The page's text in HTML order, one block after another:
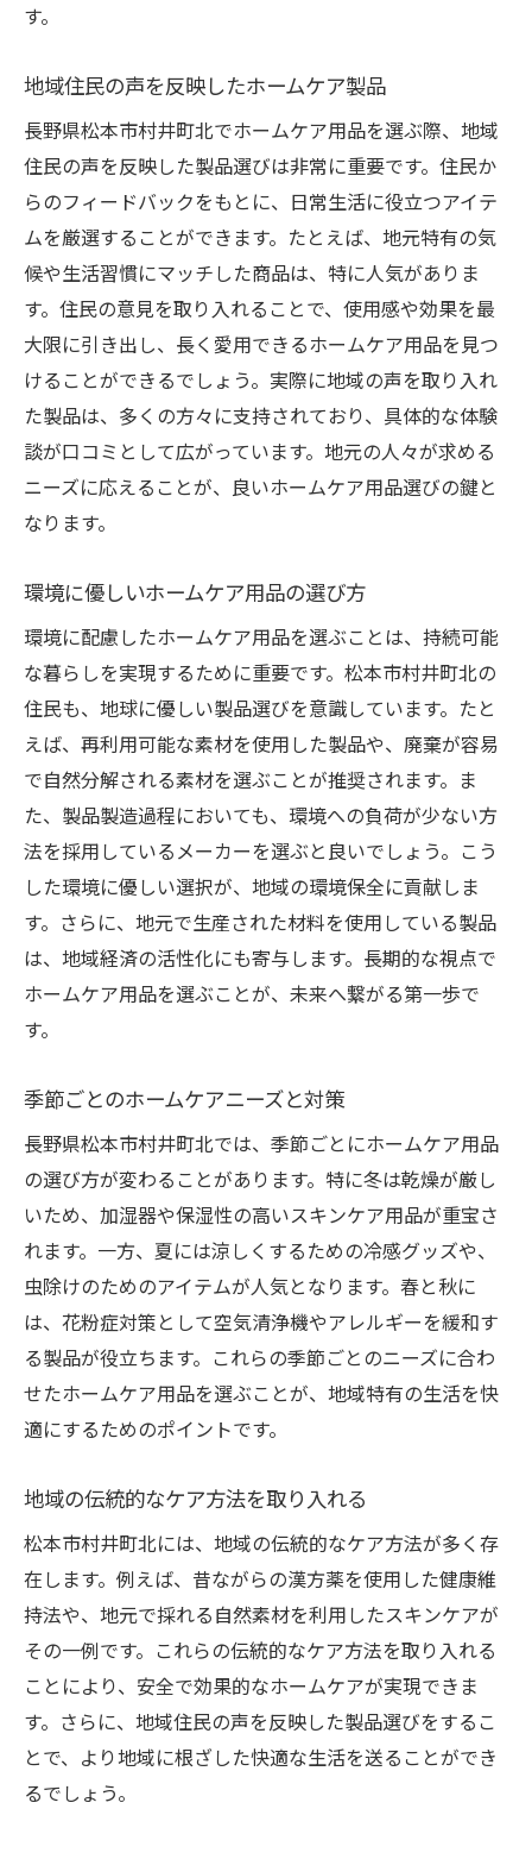
す。
地域住民の声を反映したホームケア製品
長野県松本市村井町北でホームケア用品を選ぶ際、地域
住民の声を反映した製品選びは非常に重要です。住民か
らのフィードバックをもとに、日常生活に役立つアイテ
ムを厳選することができます。たとえば、地元特有の気
候や生活習慣にマッチした商品は、特に人気がありま
す。住民の意見を取り入れることで、使用感や効果を最
大限に引き出し、長く愛用できるホームケア用品を見つ
けることができるでしょう。実際に地域の声を取り入れ
た製品は、多くの方々に支持されており、具体的な体験
談が口コミとして広がっています。地元の人々が求める
ニーズに応えることが、良いホームケア用品選びの鍵と
なります。
環境に優しいホームケア用品の選び方
環境に配慮したホームケア用品を選ぶことは、持続可能
な暮らしを実現するために重要です。松本市村井町北の
住民も、地球に優しい製品選びを意識しています。たと
えば、再利用可能な素材を使用した製品や、廃棄が容易
で自然分解される素材を選ぶことが推奨されます。ま
た、製品製造過程においても、環境への負荷が少ない方
法を採用しているメーカーを選ぶと良いでしょう。こう
した環境に優しい選択が、地域の環境保全に貢献しま
す。さらに、地元で生産された材料を使用している製品
は、地域経済の活性化にも寄与します。長期的な視点で
ホームケア用品を選ぶことが、未来へ繋がる第一歩で
す。
季節ごとのホームケアニーズと対策
長野県松本市村井町北では、季節ごとにホームケア用品
の選び方が変わることがあります。特に冬は乾燥が厳し
いため、加湿器や保湿性の高いスキンケア用品が重宝さ
れます。一方、夏には涼しくするための冷感グッズや、
虫除けのためのアイテムが人気となります。春と秋に
は、花粉症対策として空気清浄機やアレルギーを緩和す
る製品が役立ちます。これらの季節ごとのニーズに合わ
せたホームケア用品を選ぶことが、地域特有の生活を快
適にするためのポイントです。
地域の伝統的なケア方法を取り入れる
松本市村井町北には、地域の伝統的なケア方法が多く存
在します。例えば、昔ながらの漢方薬を使用した健康維
持法や、地元で採れる自然素材を利用したスキンケアが
その一例です。これらの伝統的なケア方法を取り入れる
ことにより、安全で効果的なホームケアが実現できま
す。さらに、地域住民の声を反映した製品選びをするこ
とで、より地域に根ざした快適な生活を送ることができ
るでしょう。